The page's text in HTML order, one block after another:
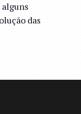
alguns
das